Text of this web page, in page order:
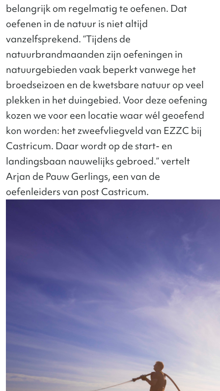
belangrijk om regelmatig te oefenen. Dat
oefenen in de natuur is niet altijd
vanzelfsprekend. “Tijdens de
natuurbrandmaanden zijn oefeningen in
natuurgebieden vaak beperkt vanwege het
broedseizoen en de kwetsbare natuur op veel
plekken in het duingebied. Voor deze oefening
kozen we voor een locatie waar wél geoefend
kon worden: het zweefvliegveld van EZZC bij
Castricum. Daar wordt op de start- en
landingsbaan nauwelijks gebroed.” vertelt
Arjan de Pauw Gerlings, een van de
oefenleiders van post Castricum.